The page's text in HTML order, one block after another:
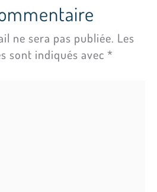
ne sera pas publiée. Les
sont indiqués avec *